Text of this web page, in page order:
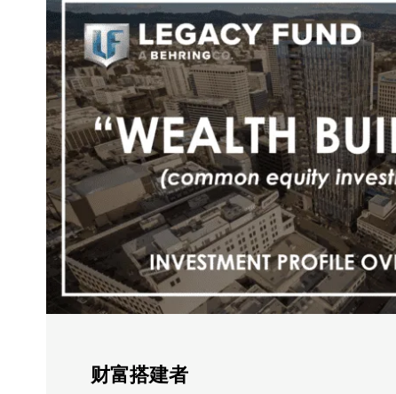
财富搭建者